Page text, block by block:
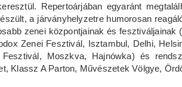
Repertoárjában egyaránt
a járványhelyzetre humorosan
zenei központjainak és
Zenei Fesztivál, Isztambul, Delhi,
Fesztivál, Moszkva, Hajnówka) és
Klassz A Parton, Művészetek Völgye,